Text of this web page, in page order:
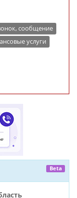
сообщение
услуги
Beta